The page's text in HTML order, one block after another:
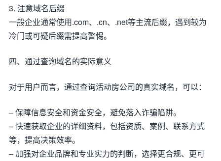
3. 注意域名后缀
一般企业通常使用.com、.cn、.net等主流后缀，遇到较为
冷门或可疑后缀需提高警惕。
四、通过查询域名的实际意义
对于用户而言，通过查询活动房公司的真实域名，可以：
– 保障信息安全和资金安全，避免落入诈骗陷阱。
– 快速获取企业的详细资料，包括资质、案例、联系方式
等，提高决策效率。
– 加强对企业品牌和专业实力的判断，选择更合规、更可